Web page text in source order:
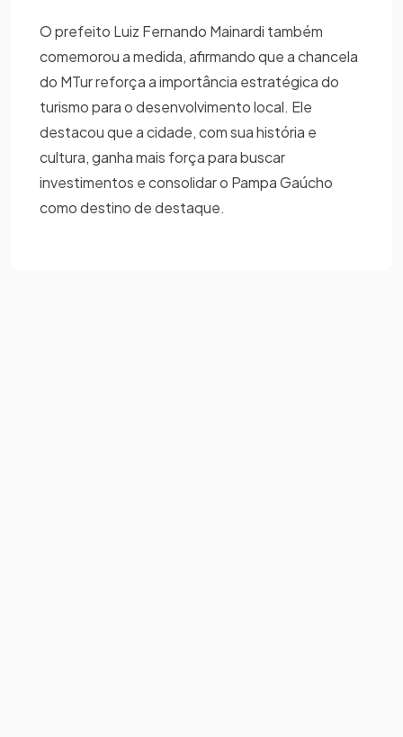
O prefeito Luiz Fernando Mainardi também
comemorou a medida, afirmando que a chancela
do MTur reforça a importância estratégica do
turismo para o desenvolvimento local. Ele
destacou que a cidade, com sua história e
cultura, ganha mais força para buscar
investimentos e consolidar o Pampa Gaúcho
como destino de destaque.